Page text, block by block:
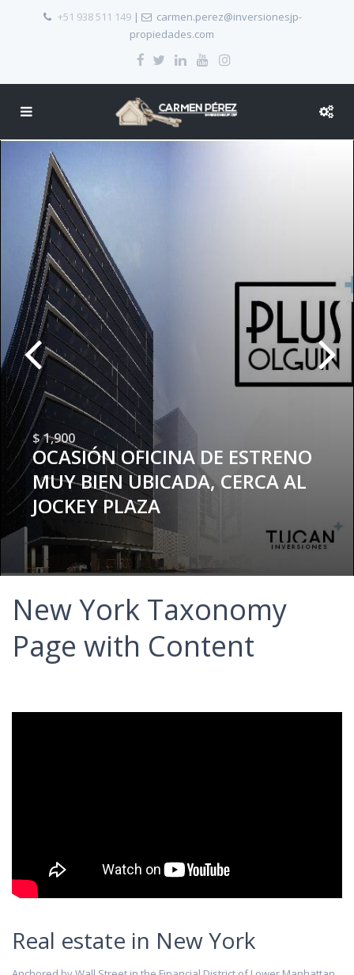
+51 938 511 149|
carmen.perez@inversionesjp-
propiedades.com
$ 1,900
OCASIÓN OFICINA DE ESTRENO
MUY BIEN UBICADA, CERCA AL
JOCKEY PLAZA
New York Taxonomy
Page with Content
Real estate in New York